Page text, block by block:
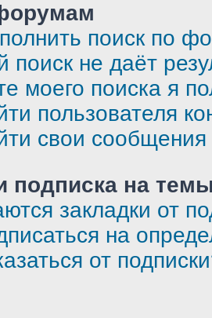
поиск по
не даёт
моего поиска я
пользователя
свои
подписка на
закладки от
на
от